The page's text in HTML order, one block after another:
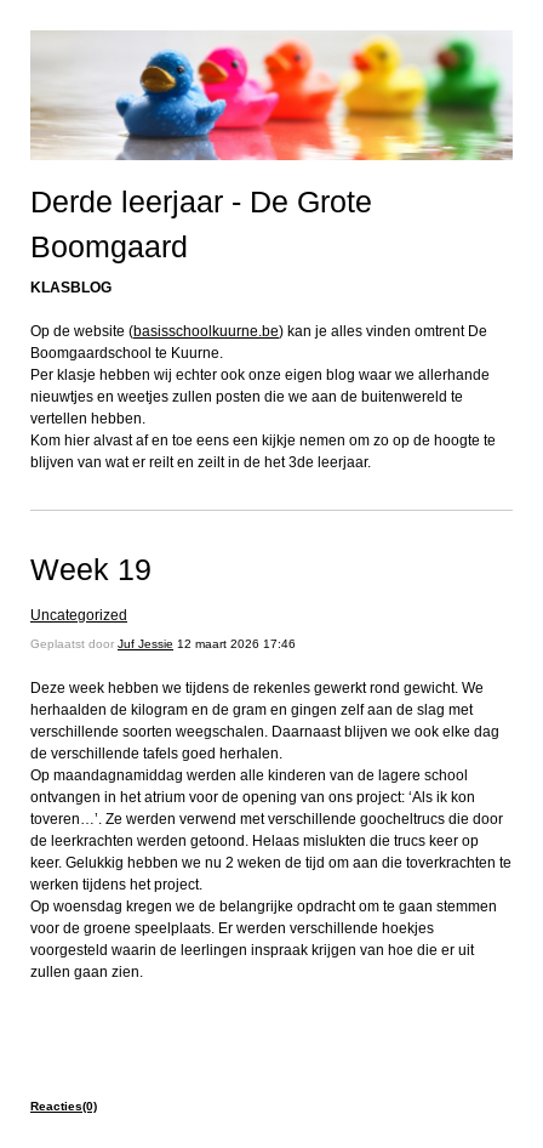
Derde leerjaar - De Grote
Boomgaard
KLASBLOG
Op de website (basisschoolkuurne.be) kan je alles vinden omtrent De
Boomgaardschool te Kuurne.
Per klasje hebben wij echter ook onze eigen blog waar we allerhande
nieuwtjes en weetjes zullen posten die we aan de buitenwereld te
vertellen hebben.
Kom hier alvast af en toe eens een kijkje nemen om zo op de hoogte te
blijven van wat er reilt en zeilt in de het 3de leerjaar.
Week 19
Uncategorized
Geplaatst door Juf Jessie 12 maart 2026 17:46
Deze week hebben we tijdens de rekenles gewerkt rond gewicht. We
herhaalden de kilogram en de gram en gingen zelf aan de slag met
verschillende soorten weegschalen. Daarnaast blijven we ook elke dag
de verschillende tafels goed herhalen.
Op maandagnamiddag werden alle kinderen van de lagere school
ontvangen in het atrium voor de opening van ons project: ‘Als ik kon
toveren…’. Ze werden verwend met verschillende goocheltrucs die door
de leerkrachten werden getoond. Helaas mislukten die trucs keer op
keer. Gelukkig hebben we nu 2 weken de tijd om aan die toverkrachten te
werken tijdens het project.
Op woensdag kregen we de belangrijke opdracht om te gaan stemmen
voor de groene speelplaats. Er werden verschillende hoekjes
voorgesteld waarin de leerlingen inspraak krijgen van hoe die er uit
zullen gaan zien.
Reacties(0)